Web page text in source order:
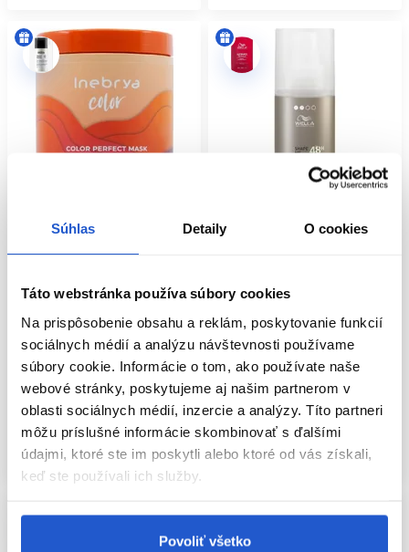
Súhlas Detaily O cookies
Táto webstránka používa súbory cookies
Na prispôsobenie obsahu a reklám, poskytovanie funkcií
sociálnych médií a analýzu návštevnosti používame
súbory cookie. Informácie o tom, ako používate naše
webové stránky, poskytujeme aj našim partnerom v
oblasti sociálnych médií, inzercie a analýzy. Títo partneri
môžu príslušné informácie skombinovať s ďalšími
údajmi, ktoré ste im poskytli alebo ktoré od vás získali,
keď ste používali ich služby.
Povoliť všetko
-16%
Inebrya Color Perfect ochranná
maska na farbené vlasy 1000ml
Masky na vlasy
Mám záujem
Aktuálne nedostupné
Wella Professionals EIMI Texture
150ml
Wella Texture
12.70 €
11.90 €
Kúpiť
Skladom ㅤ